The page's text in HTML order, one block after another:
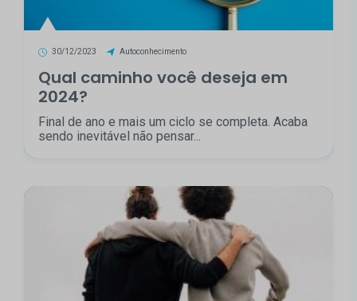
30/12/2023 Autoconhecimento
Qual caminho você deseja em
2024?
Final de ano e mais um ciclo se completa. Acaba
sendo inevitável não pensar...